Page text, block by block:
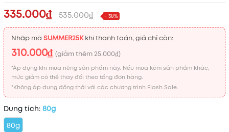
335.000₫ 535.000₫ - 38%
Nhập mã SUMMER25Kkhi thanh toán, giá chỉ còn:
310.000₫ (giảm thêm25.000₫)
*Áp dụng khi mua riêng sản phẩm này. Nếu mua kèm sản phẩm khác,
mức giảm có thể thay đổi theo tổng đơn hàng.
*Không áp dụng đồng thời với các chương trình Flash Sale.
Dung tích: 80g
80g